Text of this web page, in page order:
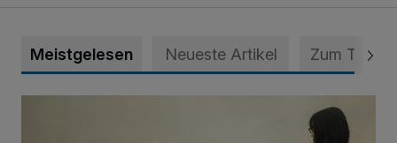
Meistgelesen Neueste Artikel Zum Thema